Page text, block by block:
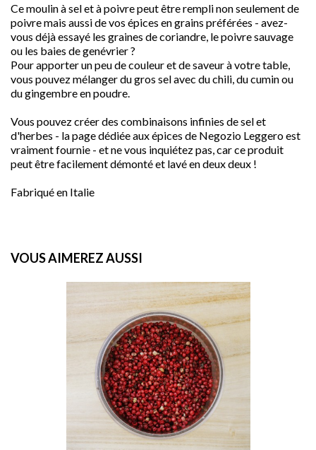
Ce moulin à sel et à poivre peut être rempli non seulement de
poivre mais aussi de vos épices en grains préférées - avez-
vous déjà essayé les graines de coriandre, le poivre sauvage
ou les baies de genévrier ?
Pour apporter un peu de couleur et de saveur à votre table,
vous pouvez mélanger du gros sel avec du chili, du cumin ou
du gingembre en poudre.
Vous pouvez créer des combinaisons infinies de sel et
d'herbes - la page dédiée aux épices de Negozio Leggero est
vraiment fournie - et ne vous inquiétez pas, car ce produit
peut être facilement démonté et lavé en deux deux !
Fabriqué en Italie
VOUS AIMEREZ AUSSI